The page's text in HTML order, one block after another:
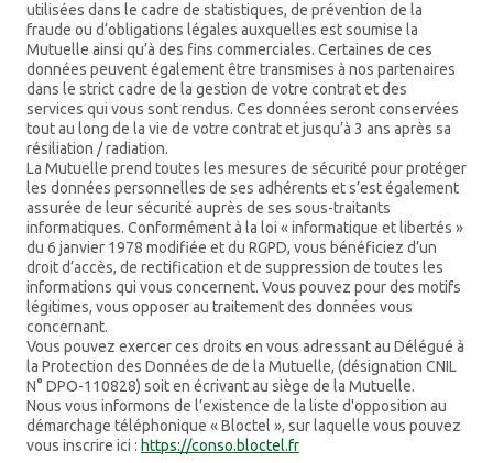
utilisées dans le cadre de statistiques, de prévention de la
fraude ou d’obligations légales auxquelles est soumise la
Mutuelle ainsi qu’à des fins commerciales. Certaines de ces
données peuvent également être transmises à nos partenaires
dans le strict cadre de la gestion de votre contrat et des
services qui vous sont rendus. Ces données seront conservées
tout au long de la vie de votre contrat et jusqu’à 3 ans après sa
résiliation / radiation.
La Mutuelle prend toutes les mesures de sécurité pour protéger
les données personnelles de ses adhérents et s’est également
assurée de leur sécurité auprès de ses sous-traitants
informatiques. Conformément à la loi « informatique et libertés »
du 6 janvier 1978 modifiée et du RGPD, vous bénéficiez d’un
droit d’accès, de rectification et de suppression de toutes les
informations qui vous concernent. Vous pouvez pour des motifs
légitimes, vous opposer au traitement des données vous
concernant.
Vous pouvez exercer ces droits en vous adressant au Délégué à
la Protection des Données de de la Mutuelle, (désignation CNIL
N° DPO-110828) soit en écrivant au siège de la Mutuelle.
Nous vous informons de l’existence de la liste d'opposition au
démarchage téléphonique « Bloctel », sur laquelle vous pouvez
vous inscrire ici : https://conso.bloctel.fr